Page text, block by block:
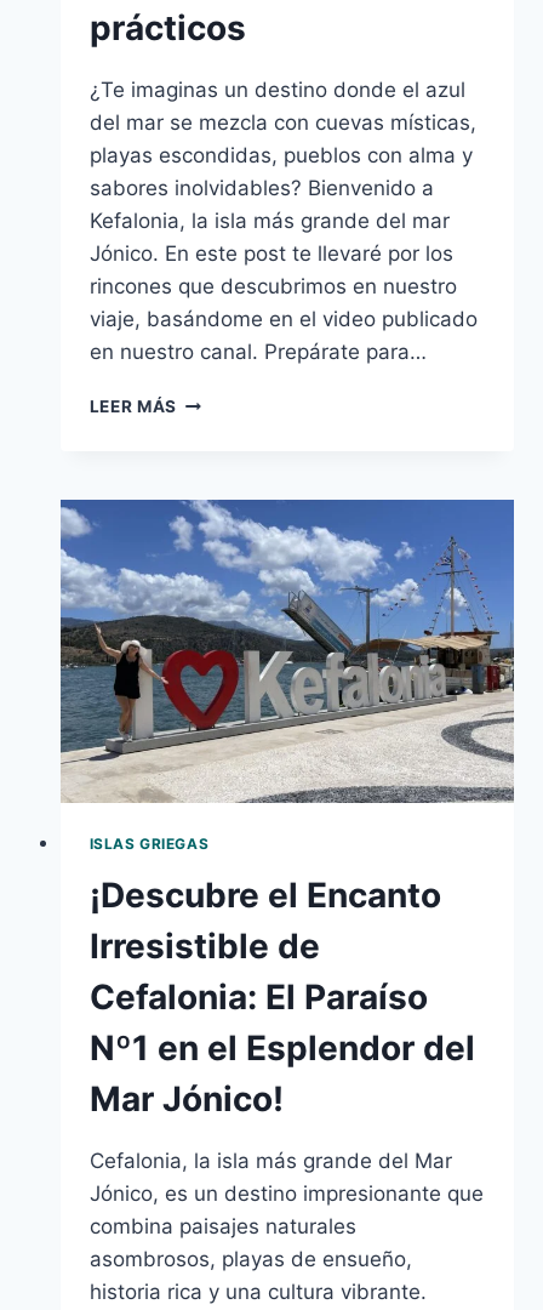
prácticos
¿Te imaginas un destino donde el azul
del mar se mezcla con cuevas místicas,
playas escondidas, pueblos con alma y
sabores inolvidables? Bienvenido a
Kefalonia, la isla más grande del mar
Jónico. En este post te llevaré por los
rincones que descubrimos en nuestro
viaje, basándome en el video publicado
en nuestro canal. Prepárate para…
LEER MÁS QUÉ
EN
4
DÍAS:
PLAYAS,
PUEBLOS,
COMIDA
Y
CONSEJOS
PRÁCTICOS
ISLAS GRIEGAS
¡Descubre el Encanto
Irresistible de
Cefalonia: El Paraíso
Nº1 en el Esplendor del
Mar Jónico!
Cefalonia, la isla más grande del Mar
Jónico, es un destino impresionante que
combina paisajes naturales
asombrosos, playas de ensueño,
historia rica y una cultura vibrante.